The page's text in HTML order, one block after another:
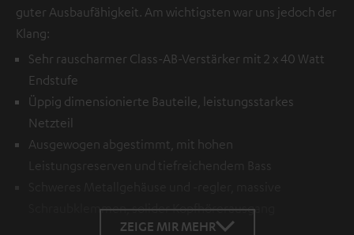
guter Ausbaufähigkeit. Am wichtigsten war uns jedoch der
Klang:
Sehr rauscharmer Class-AB-Verstärker mit 2 x 40 Watt
Endstufe
Üppig dimensionierte Bauteile, leistungsstarkes
Netzteil
Ausgewogen abgestimmt, mit hohen
Leistungsreserven und tiefreichendem Bass
Schraubklemmen, solider Kopfhörerausgang
ZEIGE MIR MEHR